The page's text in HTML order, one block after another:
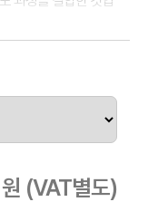
AirWatch 플랫폼에서
방법을 배우게 됩니
원 (VAT별도)